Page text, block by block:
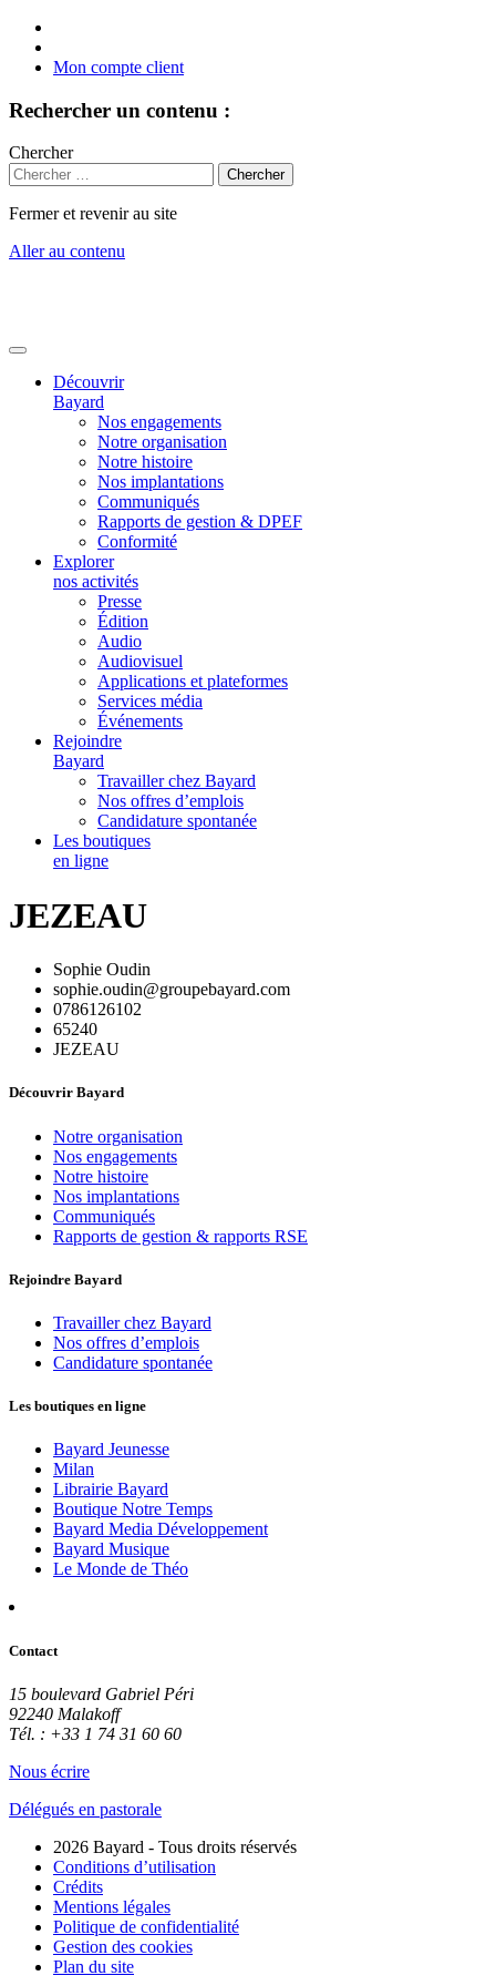
Mon compte client
Rechercher un contenu :
Chercher
Fermer et revenir au site
Aller au contenu
Découvrir
Bayard
Nos engagements
Notre organisation
Notre histoire
Nos implantations
Communiqués
Rapports de gestion & DPEF
Conformité
Explorer
nos activités
Presse
Édition
Audio
Audiovisuel
Applications et plateformes
Services média
Événements
Rejoindre
Bayard
Travailler chez Bayard
Nos offres d’emplois
Candidature spontanée
Les boutiques
en ligne
JEZEAU
Sophie Oudin
sophie.oudin@groupebayard.com
0786126102
65240
JEZEAU
Découvrir Bayard
Notre organisation
Nos engagements
Notre histoire
Nos implantations
Communiqués
Rapports de gestion & rapports RSE
Rejoindre Bayard
Travailler chez Bayard
Nos offres d’emplois
Candidature spontanée
Les boutiques en ligne
Bayard Jeunesse
Milan
Librairie Bayard
Boutique Notre Temps
Bayard Media Développement
Bayard Musique
Le Monde de Théo
Contact
15 boulevard Gabriel Péri
92240 Malakoff
Tél. : +33 1 74 31 60 60
Nous écrire
Délégués en pastorale
2026 Bayard - Tous droits réservés
Conditions d’utilisation
Crédits
Mentions légales
Politique de confidentialité
Gestion des cookies
Plan du site